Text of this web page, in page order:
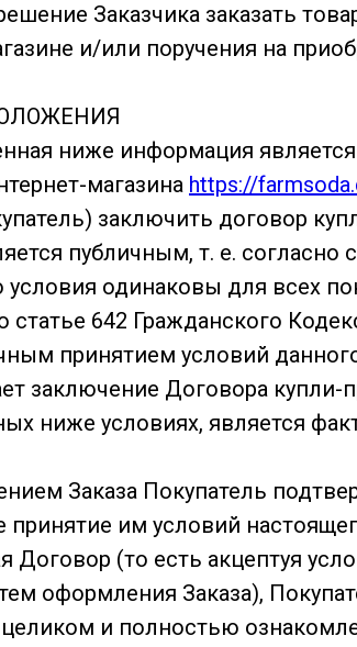
Заказчика заказать
и/или поручения на
ниже информация
магазина https://
заключить договор
публичным, т. е. согласно
условия одинаковы для всех
статье 642 Гражданского
принятием условий
заключение Договора купли-
ниже условиях, является
Заказа Покупатель
принятие им условий
Договор (то есть акцептуя
оформления Заказа),
и полностью